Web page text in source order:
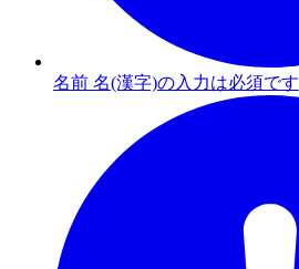
名前 名(漢字)の入力は必須です